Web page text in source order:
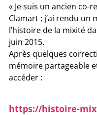
« Je suis un ancien co-
Clamart ; j’ai rendu un
l’histoire de la mixité
juin 2015.
Après quelques
mémoire partageable
accéder :
https://histoire-